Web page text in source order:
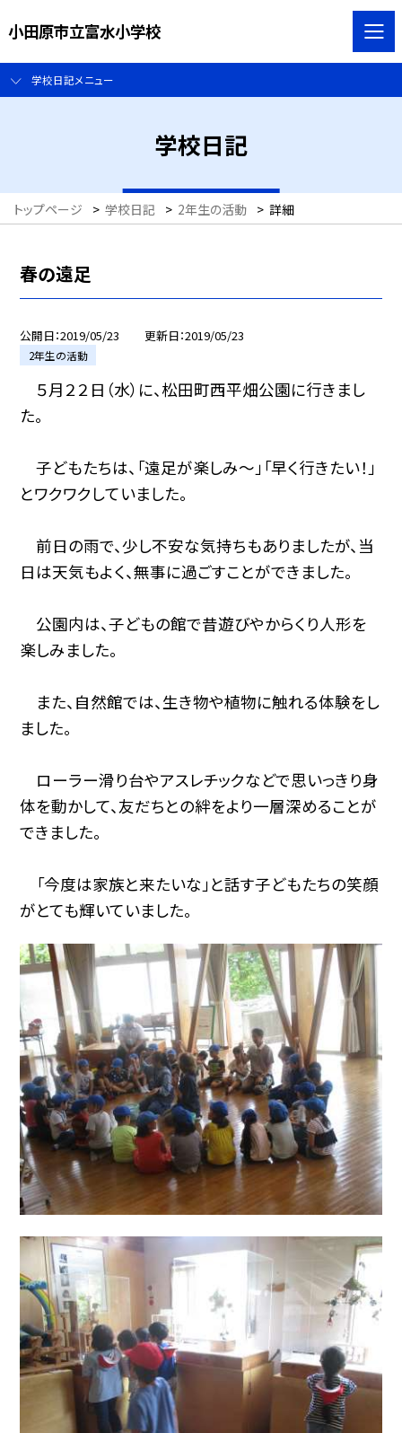
小田原市立富水小学校
学校日記メニュー
学校日記
トップページ > 学校日記 > 2年生の活動 > 詳細
春の遠足
公開日 2019/05/23 更新日 2019/05/23
2年生の活動
５月２２日（水）に、松田町西平畑公園に行きまし
た。
子どもたちは、「遠足が楽しみ〜」「早く行きたい！」
とワクワクしていました。
前日の雨で、少し不安な気持ちもありましたが、当
日は天気もよく、無事に過ごすことができました。
公園内は、子どもの館で昔遊びやからくり人形を
楽しみました。
また、自然館では、生き物や植物に触れる体験をし
ました。
ローラー滑り台やアスレチックなどで思いっきり身
体を動かして、友だちとの絆をより一層深めることが
できました。
「今度は家族と来たいな」と話す子どもたちの笑顔
がとても輝いていました。